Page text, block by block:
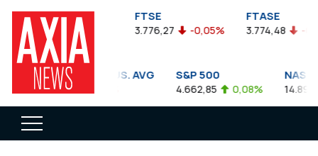
FTSEA
899,47 -0,04%
FTSE
3.776,27 -0,05%
FTASE
3.774,48 -0,10%
DOW JONES INDUS. AVG
35.911,81 -0,56%
S&P 500
4.662,85 0,08% 14.893,75